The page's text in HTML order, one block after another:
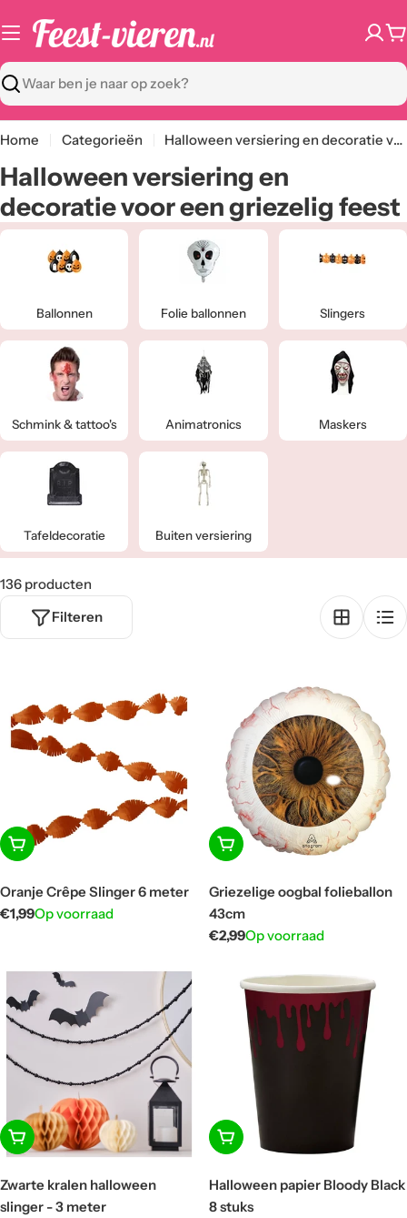
naar
content
Zoeken
Home Categorieën Halloween versiering en decoratie voor een griezelig feest
C
a
t
o
e
:
Halloween versiering en
decoratie voor een griezelig feest
Ballonnen Folie ballonnen Slingers
Schmink & tattoo's Animatronics Maskers
Tafeldecoratie Buiten versiering
136 producten
Filteren
In winkelwagen
Oranje Crêpe Slinger 6 meter
Normale
€1,99Op voorraad
In winkelwagen
Griezelige oogbal folieballon
43cm
Normale
€2,99Op voorraad
In winkelwagen
Zwarte kralen halloween
slinger - 3 meter
In winkelwagen
Halloween papier Bloody Black
8 stuks